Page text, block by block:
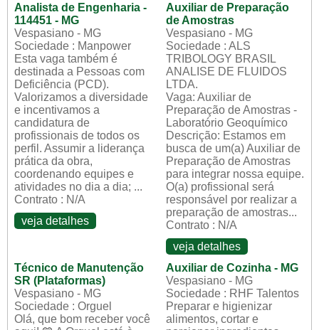
Analista de Engenharia -
114451 - MG
Vespasiano - MG
Sociedade : Manpower
Esta vaga também é
destinada a Pessoas com
Deficiência (PCD).
Valorizamos a diversidade
e incentivamos a
candidatura de
profissionais de todos os
perfil. Assumir a liderança
prática da obra,
coordenando equipes e
atividades no dia a dia; ...
Contrato : N/A
veja detalhes
Auxiliar de Preparação
de Amostras
Vespasiano - MG
Sociedade : ALS
TRIBOLOGY BRASIL
ANALISE DE FLUIDOS
LTDA.
Vaga: Auxiliar de
Preparação de Amostras -
Laboratório Geoquímico
Descrição: Estamos em
busca de um(a) Auxiliar de
Preparação de Amostras
para integrar nossa equipe.
O(a) profissional será
responsável por realizar a
preparação de amostras...
Contrato : N/A
veja detalhes
Técnico de Manutenção
SR (Plataformas)
Vespasiano - MG
Sociedade : Orguel
Olá, que bom receber você
Auxiliar de Cozinha - MG
Vespasiano - MG
Sociedade : RHF Talentos
Preparar e higienizar
alimentos, cortar e